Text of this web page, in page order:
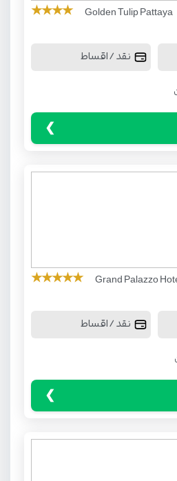
Golden Tulip Pattaya
★
★
★
★
نقد / اقساط
Grand Palazzo
★
★
★
★
★
نقد / اقساط